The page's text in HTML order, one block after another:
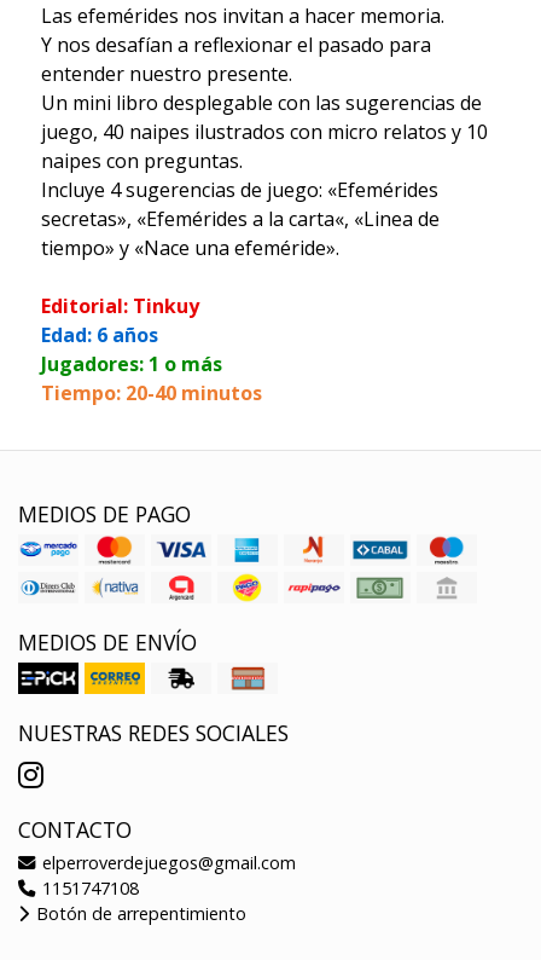
Las efemérides nos invitan a hacer memoria.
Y nos desafían a reflexionar el pasado para
entender nuestro presente.
Un mini libro desplegable con las sugerencias de
juego, 40 naipes ilustrados con micro relatos y 10
naipes con preguntas.
Incluye 4 sugerencias de juego: «Efemérides
secretas», «Efemérides a la carta«, «Linea de
tiempo» y «Nace una efeméride».
Editorial: Tinkuy
Edad: 6 años
Jugadores: 1 o más
Tiempo: 20-40 minutos
MEDIOS DE PAGO
MEDIOS DE ENVÍO
NUESTRAS REDES SOCIALES
CONTACTO
elperroverdejuegos@gmail.com
1151747108
Botón de arrepentimiento